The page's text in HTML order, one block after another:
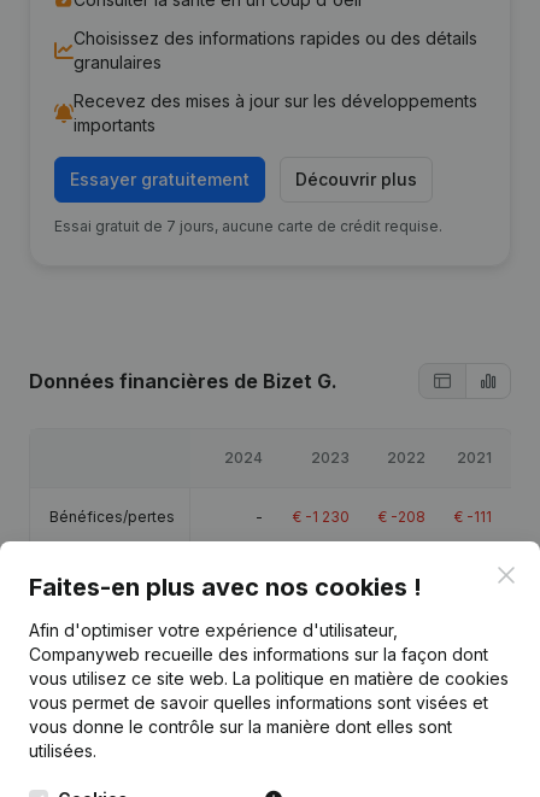
Choisissez des informations rapides ou des détails
granulaires
Recevez des mises à jour sur les développements
importants
Essayer gratuitement Découvrir plus
Essai gratuit de 7 jours, aucune carte de crédit requise.
Données financières de Bizet G.
2024 2023 2022 2021
Bénéfices/pertes - € -1 230 € -208 € -111
Capitaux propres -173
Marge brute - €-1 191
Faites-en plus avec nos cookies !
Afin d'optimiser votre expérience d'utilisateur,
Companyweb recueille des informations sur la façon dont
vous utilisez ce site web. La politique en matière de cookies
vous permet de savoir quelles informations sont visées et
vous donne le contrôle sur la manière dont elles sont
utilisées.